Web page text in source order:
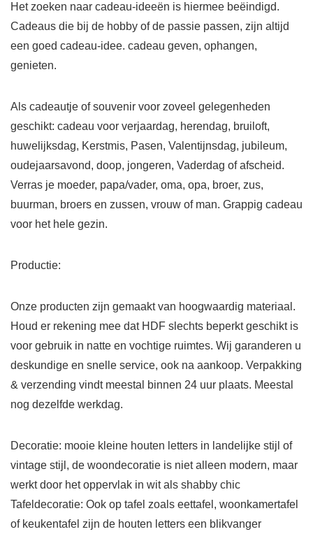
Het zoeken naar cadeau-ideeën is hiermee beëindigd.
Cadeaus die bij de hobby of de passie passen, zijn altijd
een goed cadeau-idee. cadeau geven, ophangen,
genieten.
Als cadeautje of souvenir voor zoveel gelegenheden
geschikt: cadeau voor verjaardag, herendag, bruiloft,
huwelijksdag, Kerstmis, Pasen, Valentijnsdag, jubileum,
oudejaarsavond, doop, jongeren, Vaderdag of afscheid.
Verras je moeder, papa/vader, oma, opa, broer, zus,
buurman, broers en zussen, vrouw of man. Grappig cadeau
voor het hele gezin.
Productie:
Onze producten zijn gemaakt van hoogwaardig materiaal.
Houd er rekening mee dat HDF slechts beperkt geschikt is
voor gebruik in natte en vochtige ruimtes. Wij garanderen u
deskundige en snelle service, ook na aankoop. Verpakking
& verzending vindt meestal binnen 24 uur plaats. Meestal
nog dezelfde werkdag.
Decoratie: mooie kleine houten letters in landelijke stijl of
vintage stijl, de woondecoratie is niet alleen modern, maar
werkt door het oppervlak in wit als shabby chic
Tafeldecoratie: Ook op tafel zoals eettafel, woonkamertafel
of keukentafel zijn de houten letters een blikvanger